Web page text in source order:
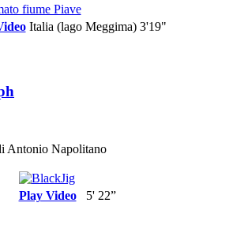
Italia (lago Meggima) 3'19"
Antonio Napolitano
Play Video 5' 22”